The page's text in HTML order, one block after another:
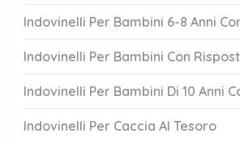
Indovinelli Per Bambini 6-8 Anni
Indovinelli Per Bambini Con
Indovinelli Per Bambini Di 10 Anni
Indovinelli Per Caccia Al Tesoro